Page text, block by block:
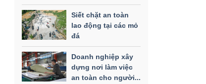
Siết chặt an toàn
lao động tại các mỏ
đá
Doanh nghiệp xây
dựng nơi làm việc
an toàn cho người...